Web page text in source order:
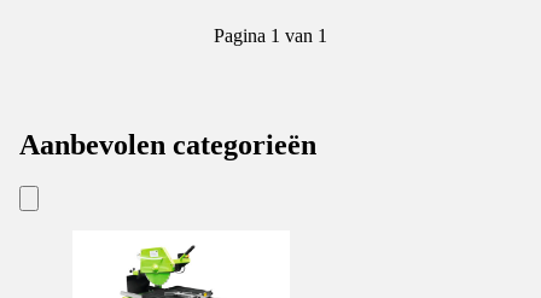
Pagina 1 van 1
Aanbevolen categorieën